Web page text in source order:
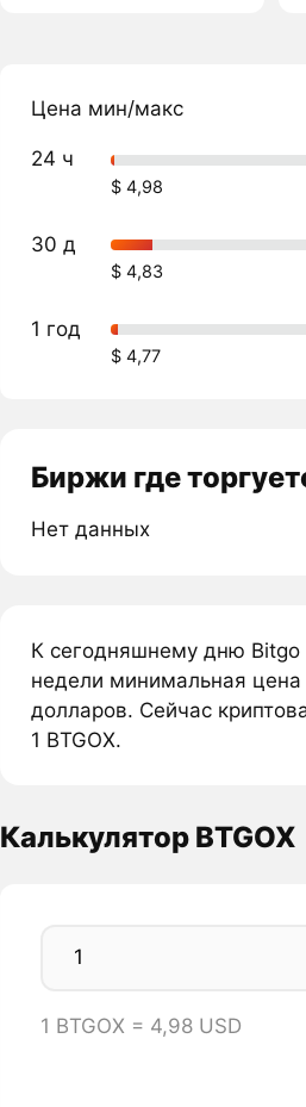
Цена мин/макс
24 ч
$ 4,98
30 д
$ 4,83
1 год
$ 4,77
Биржи где
Нет данных
К сегодняшнему дню Bitgo
недели минимальная цена
долларов. Сейчас
1 BTGOX.
Калькулятор BTGOX
1 BTGOX = 4,98 USD